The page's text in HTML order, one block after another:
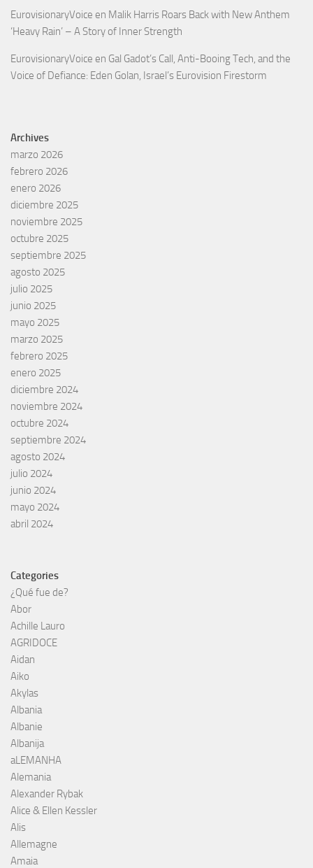
EurovisionaryVoice en Malik Harris Roars Back with New Anthem
‘Heavy Rain’ – A Story of Inner Strength
EurovisionaryVoice en Gal Gadot’s Call, Anti-Booing Tech, and the
Voice of Defiance: Eden Golan, Israel’s Eurovision Firestorm
Archives
marzo 2026
febrero 2026
enero 2026
diciembre 2025
noviembre 2025
octubre 2025
septiembre 2025
agosto 2025
julio 2025
junio 2025
mayo 2025
marzo 2025
febrero 2025
enero 2025
diciembre 2024
noviembre 2024
octubre 2024
septiembre 2024
agosto 2024
julio 2024
junio 2024
mayo 2024
abril 2024
Categories
¿Qué fue de?
Abor
Achille Lauro
AGRIDOCE
Aidan
Aiko
Akylas
Albania
Albanie
Albanija
aLEMANHA
Alemania
Alexander Rybak
Alice & Ellen Kessler
Alis
Allemagne
Amaia